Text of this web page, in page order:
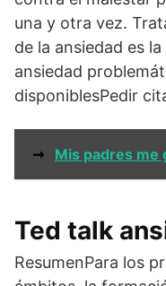
una y otra vez.
de la ansiedad es
ansiedad
disponiblesPedir
➞ Mis padres me
Ted talk
ResumenPara los